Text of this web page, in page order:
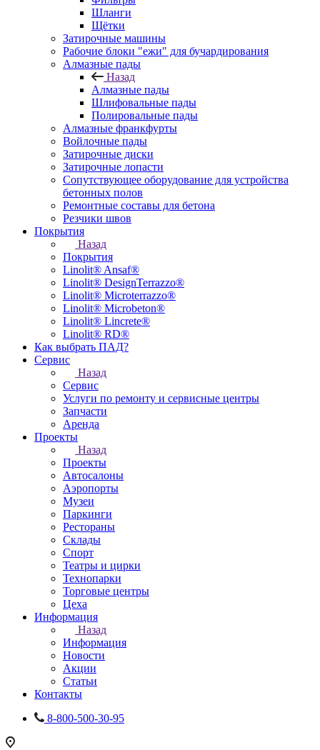
Шланги
Щётки
Затирочные машины
Рабочие блоки "ежи" для бучардирования
Алмазные пады
Назад
Алмазные пады
Шлифовальные пады
Полировальные пады
Алмазные франкфурты
Войлочные пады
Затирочные диски
Затирочные лопасти
Сопутствующее оборудование для устройства
бетонных полов
Ремонтные составы для бетона
Резчики швов
Покрытия
Назад
Покрытия
Linolit® Ansaf®
Linolit® DesignTerrazzo®
Linolit® Microterrazzo®
Linolit® Microbeton®
Linolit® Lincrete®
Linolit® RD®
Как выбрать ПАД?
Сервис
Назад
Сервис
Услуги по ремонту и сервисные центры
Запчасти
Аренда
Проекты
Назад
Проекты
Автосалоны
Аэропорты
Музеи
Паркинги
Рестораны
Склады
Спорт
Театры и цирки
Технопарки
Торговые центры
Цеха
Информация
Назад
Информация
Новости
Акции
Статьи
Контакты
8-800-500-30-95